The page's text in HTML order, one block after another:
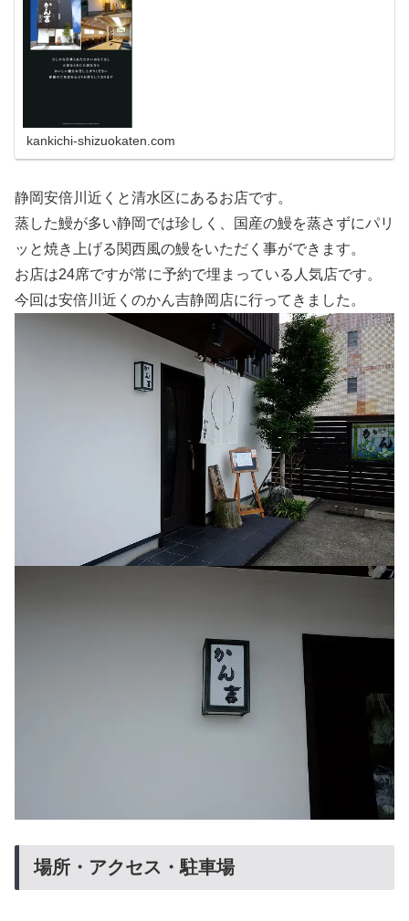
kankichi-shizuokaten.com
静岡安倍川近くと清水区にあるお店です。
蒸した鰻が多い静岡では珍しく、国産の鰻を蒸さずにパリ
ッと焼き上げる関西風の鰻をいただく事ができます。
お店は24席ですが常に予約で埋まっている人気店です。
今回は安倍川近くのかん吉静岡店に行ってきました。
場所・アクセス・駐車場